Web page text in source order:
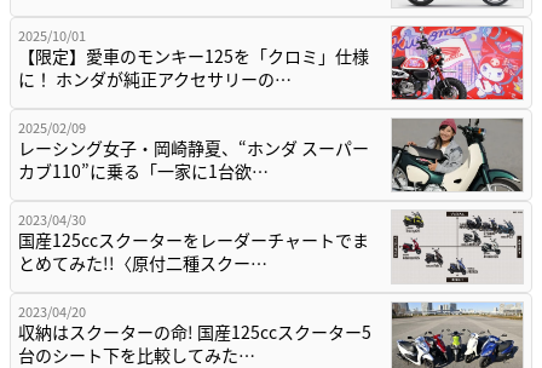
2025/10/01
【限定】愛車のモンキー125を「クロミ」仕様
に！ ホンダが純正アクセサリーの…
2025/02/09
レーシング女子・岡崎静夏、“ホンダ スーパー
カブ110”に乗る「一家に1台欲…
2023/04/30
国産125ccスクーターをレーダーチャートでま
とめてみた!!〈原付二種スクー…
2023/04/20
収納はスクーターの命! 国産125ccスクーター5
台のシート下を比較してみた…